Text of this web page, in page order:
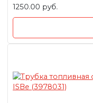
1250.00 руб.